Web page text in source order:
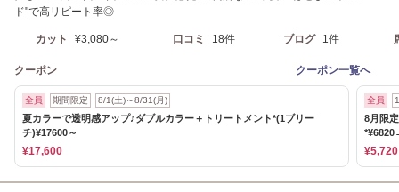
ド"で高リピート率◎
カット ¥3,080～ 口コミ 18件 ブログ 1件
クーポン クーポン一覧へ
全員 期間限定 8/1(土)～8/31(月)
夏カラーで透明感アップ♪ダブルカラー＋トリートメント*(1ブリー
チ)¥17600～
¥17,600
全員
8月限
¥5,720